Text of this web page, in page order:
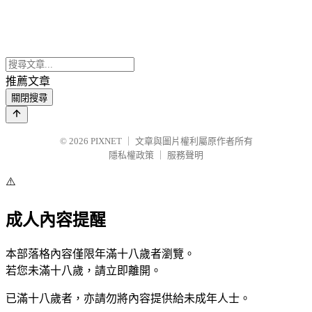
推薦文章
關閉搜尋
© 2026 PIXNET
文章與圖片權利屬原作者所有
隱私權政策
服務聲明
⚠️
成人內容提醒
本部落格內容僅限年滿十八歲者瀏覽。
若您未滿十八歲，請立即離開。
已滿十八歲者，亦請勿將內容提供給未成年人士。